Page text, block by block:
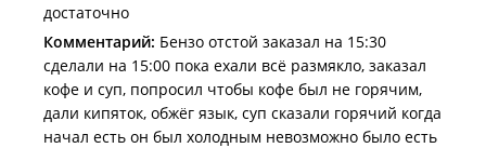
достаточно
Комментарий: Бензо отстой заказал на 15:30
сделали на 15:00 пока ехали всё размякло, заказал
кофе и суп, попросил чтобы кофе был не горячим,
дали кипяток, обжёг язык, суп сказали горячий когда
начал есть он был холодным невозможно было есть